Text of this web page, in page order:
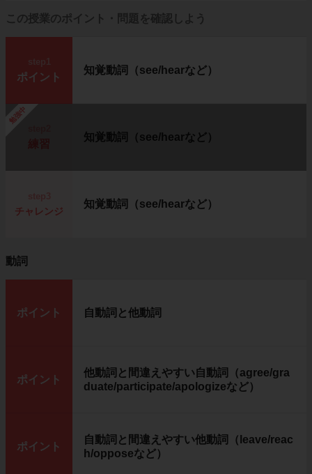
この授業のポイント・問題を確認しよう
ポイント
知覚動詞（see/hearなど）
勉強中
知覚動詞（see/hearなど）
チャレンジ
知覚動詞（see/hearなど）
動詞
ポイント 自動詞と他動詞
ポイント
他動詞と間違えやすい自動詞（agree/gra
duate/participate/apologizeなど）
ポイント
自動詞と間違えやすい他動詞（leave/reac
h/opposeなど）